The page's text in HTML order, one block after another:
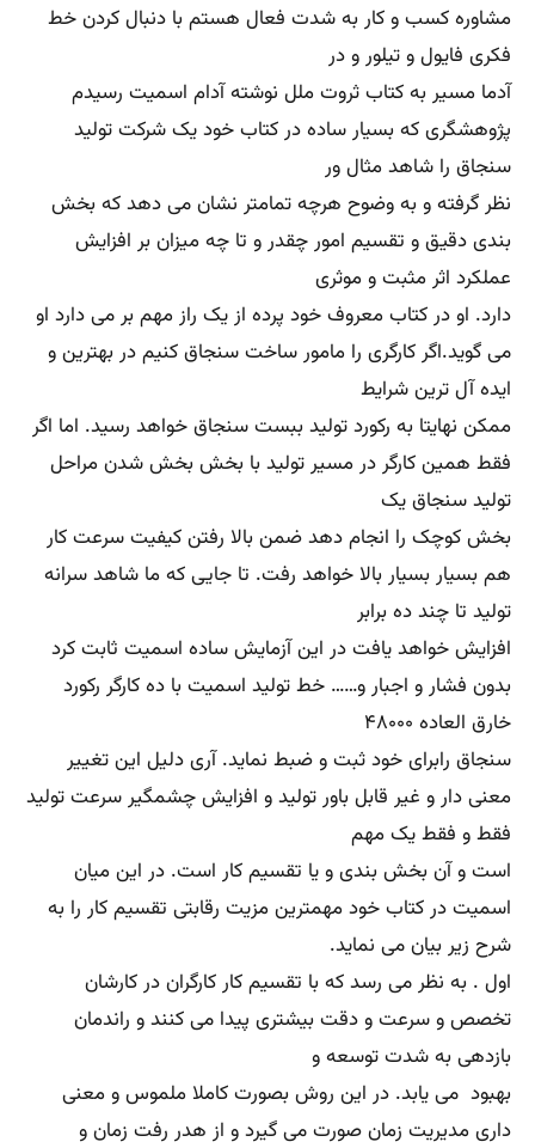
مشاوره کسب و کار به شدت فعال هستم با دنبال کردن خط
فکری فایول و تیلور و در
آدما مسیر به کتاب ثروت ملل نوشته آدام اسمیت رسیدم
پژوهشگری که بسیار ساده در کتاب خود یک شرکت تولید
سنجاق را شاهد مثال ور
نظر گرفته و به وضوح هرچه تمامتر نشان می دهد که بخش
بندی دقیق و تقسیم امور چقدر و تا چه میزان بر افزایش
عملکرد اثر مثبت و موثری
دارد. او در کتاب معروف خود پرده از یک راز مهم بر می دارد او
می گوید.اگر کارگری را مامور ساخت سنجاق کنیم در بهترین و
ایده آل ترین شرایط
ممکن نهایتا به رکورد تولید ببست سنجاق خواهد رسید. اما اگر
فقط همین کارگر در مسیر تولید با بخش بخش شدن مراحل
تولید سنجاق یک
بخش کوچک را انجام دهد ضمن بالا رفتن کیفیت سرعت کار
هم بسیار بسیار بالا خواهد رفت. تا جایی که ما شاهد سرانه
تولید تا چند ده برابر
افزایش خواهد یافت در این آزمایش ساده اسمیت ثابت کرد
بدون فشار و اجبار و…… خط تولید اسمیت با ده کارگر رکورد
خارق العاده ۴۸۰۰۰
سنجاق رابرای خود ثبت و ضبط نماید. آری دلیل این تغییر
معنی دار و غیر قابل باور تولید و افزایش چشمگیر سرعت تولید
فقط و فقط یک مهم
است و آن بخش بندی و یا تقسیم کار است. در این میان
اسمیت در کتاب خود مهمترین مزیت رقابتی تقسیم کار را به
شرح زیر بیان می نماید.
اول . به نظر می رسد که با تقسیم کار کارگران در کارشان
تخصص و سرعت و دقت بیشتری پیدا می کنند و راندمان
بازدهی به شدت توسعه و
بهبود می یابد. در این روش بصورت کاملا ملموس و معنی
داری مدیریت زمان صورت می گیرد و از هدر رفت زمان و